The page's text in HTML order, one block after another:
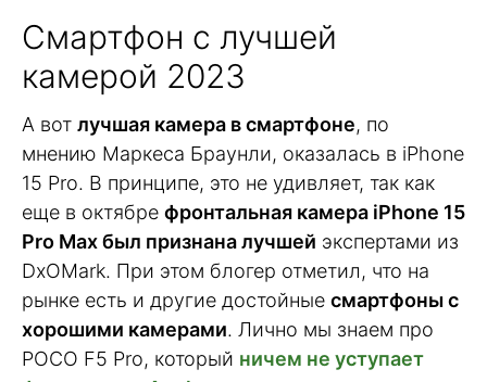
Смартфон с лучшей
камерой 2023
А вот лучшая камера в смартфоне, по
мнению Маркеса Браунли, оказалась в iPhone
15 Pro. В принципе, это не удивляет, так как
еще в октябре фронтальная камера iPhone 15
Pro Max был признана лучшей экспертами из
DxOMark. При этом блогер отметил, что на
рынке есть и другие достойные смартфоны с
хорошими камерами. Лично мы знаем про
POCO F5 Pro, который ничем не уступает